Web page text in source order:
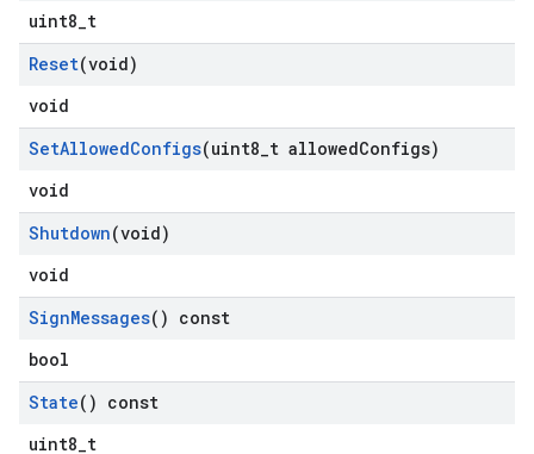
uint8_t
Reset(void)
void
SetAllowedConfigs(uint8 t allowedConfigs)
void
Shutdown(void)
void
SignMessages() const
bool
State() const
uint8_t